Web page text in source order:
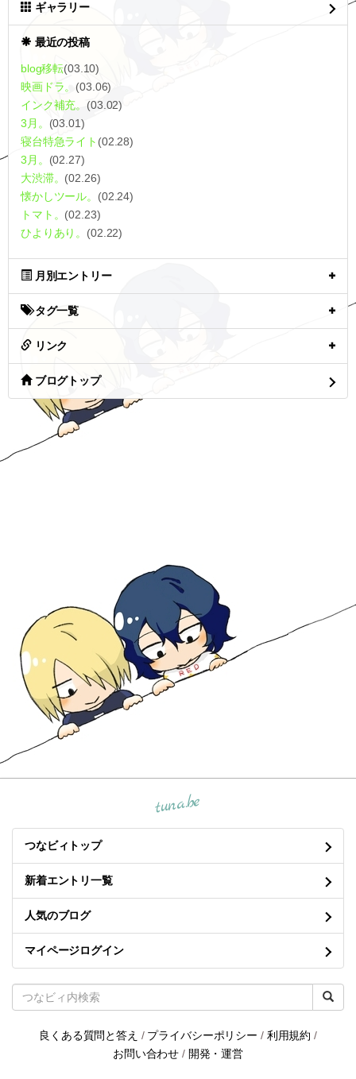
ギャラリー
最近の投稿
blog移転(03.10)
映画ドラ。(03.06)
インク補充。(03.02)
3月。 (03.01)
寝台特急ライト (02.28)
3月。 (02.27)
大渋滞。 (02.26)
懐かしツール。 (02.24)
トマト。 (02.23)
ひよりあり。 (02.22)
月別エントリー
タグ一覧
リンク
ブログトップ
tuna.be
つなビィトップ
新着エントリ一覧
人気のブログ
マイページログイン
良くある質問と答え / プライバシーポリシー / 利用規約 /
お問い合わせ / 開発・運営